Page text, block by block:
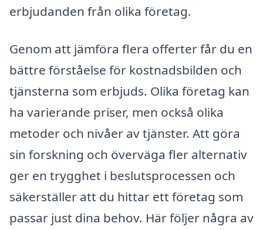
erbjudanden från olika företag.
Genom att jämföra flera offerter får du en
bättre förståelse för kostnadsbilden och
tjänsterna som erbjuds. Olika företag kan
ha varierande priser, men också olika
metoder och nivåer av tjänster. Att göra
sin forskning och överväga fler alternativ
ger en trygghet i beslutsprocessen och
säkerställer att du hittar ett företag som
passar just dina behov. Här följer några av